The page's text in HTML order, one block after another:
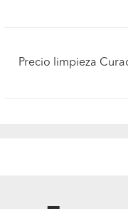
Precio limpieza